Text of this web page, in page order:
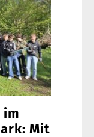
im
Mit